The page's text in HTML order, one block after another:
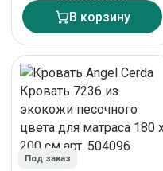
В корзину
Под заказ